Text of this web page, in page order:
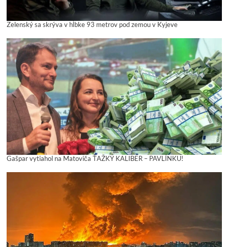
Zelenský sa skrýva v hĺbke 93 metrov pod zemou v Kyjeve
Gašpar vytiahol na Matoviča ŤAŽKÝ KALIBER – PAVLÍNKU!